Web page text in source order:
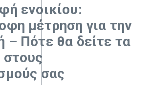
ενοικίου:
μέτρηση για την
– Πότε θα δείτε τα
σας